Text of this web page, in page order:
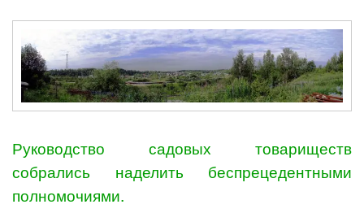
Руководство садовых товариществ
собрались наделить беспрецедентными
полномочиями.